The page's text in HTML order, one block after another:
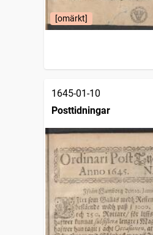
[omärkt]
1645-01-10
Posttidningar